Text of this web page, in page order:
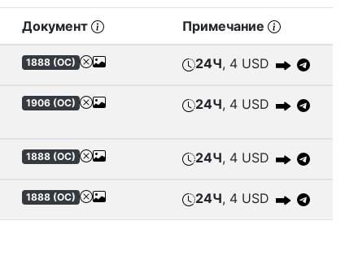
Документ Примечание
1888 (ОС) 24Ч, 4 USD
1906 (ОС) 24Ч, 4 USD
1888 (ОС) 24Ч, 4 USD
1888 (ОС) 24Ч, 4 USD